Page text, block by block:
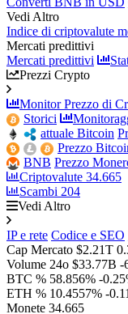
Vedi Altro
Indice di criptovalute
Mercati predittivi
Mercati predittivi
Prezzi Crypto
Monitor Prezzo di
Storici
attuale Bitcoin
Prezzo
BNB Prezzo
Criptovalute 34.665
Scambi 204
Vedi Altro
IP e rete Codice e SEO
Cap Mercato $2.21T
Volume 24o $33.77B -
BTC % 58.856% -
ETH % 10.4557% -
Monete 34.665